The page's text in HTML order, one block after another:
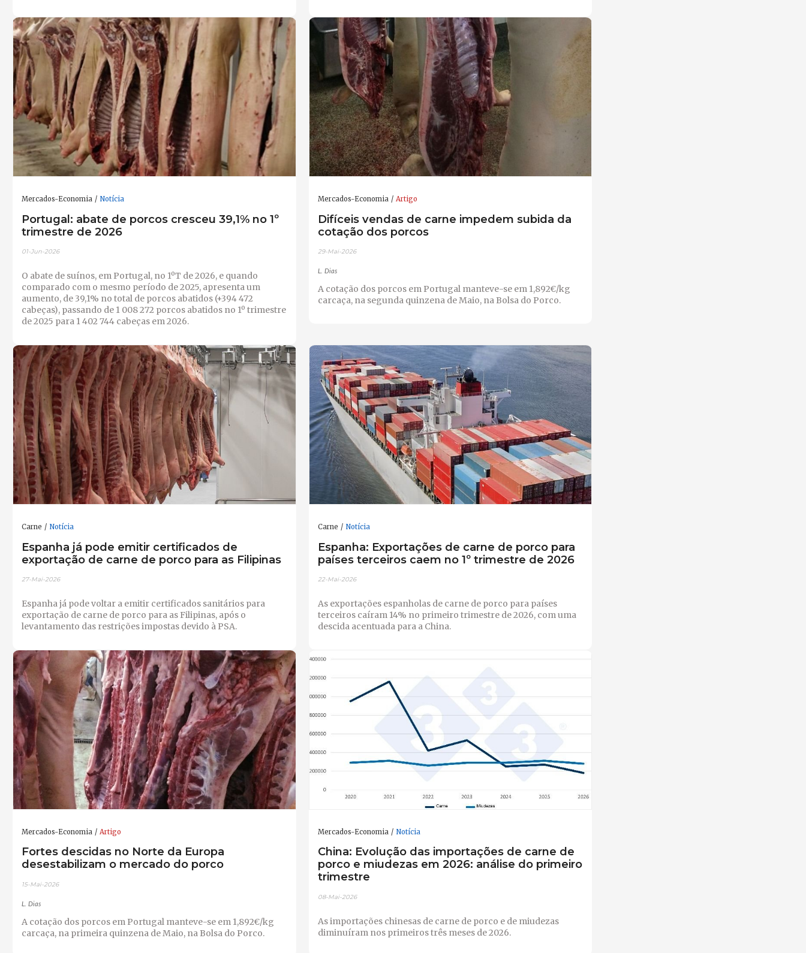
Mercados-Economia Notícia
Portugal: abate de porcos cresceu 39,1% no 1º
trimestre de 2026
01-Jun-2026
O abate de suínos, em Portugal, no 1ºT de 2026, e quando
comparado com o mesmo período de 2025, apresenta um
aumento, de 39,1% no total de porcos abatidos (+394 472
cabeças), passando de 1 008 272 porcos abatidos no 1º trimestre
de 2025 para 1 402 744 cabeças em 2026.
Mercados-Economia Artigo
Difíceis vendas de carne impedem subida da
cotação dos porcos
29-Mai-2026
L. Dias
A cotação dos porcos em Portugal manteve-se em 1,892€/kg
carcaça, na segunda quinzena de Maio, na Bolsa do Porco.
Carne Notícia
Espanha já pode emitir certificados de
exportação de carne de porco para as Filipinas
27-Mai-2026
Espanha já pode voltar a emitir certificados sanitários para
exportação de carne de porco para as Filipinas, após o
levantamento das restrições impostas devido à PSA.
Carne Notícia
Espanha: Exportações de carne de porco para
países terceiros caem no 1º trimestre de 2026
22-Mai-2026
As exportações espanholas de carne de porco para países
terceiros caíram 14% no primeiro trimestre de 2026, com uma
descida acentuada para a China.
Mercados-Economia Artigo
Fortes descidas no Norte da Europa
desestabilizam o mercado do porco
15-Mai-2026
L. Dias
A cotação dos porcos em Portugal manteve-se em 1,892€/kg
carcaça, na primeira quinzena de Maio, na Bolsa do Porco.
Mercados-Economia Notícia
China: Evolução das importações de carne de
porco e miudezas em 2026: análise do primeiro
trimestre
08-Mai-2026
As importações chinesas de carne de porco e de miudezas
diminuíram nos primeiros três meses de 2026.